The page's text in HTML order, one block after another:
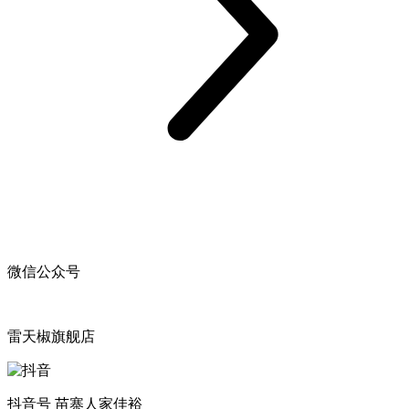
微信公众号
雷天椒旗舰店
抖音号 苗寨人家佳裕